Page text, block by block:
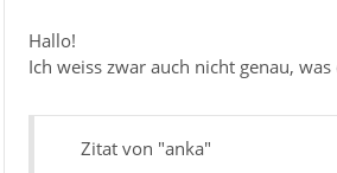
Hallo!
Ich weiss zwar auch nicht genau,
Zitat von "anka"